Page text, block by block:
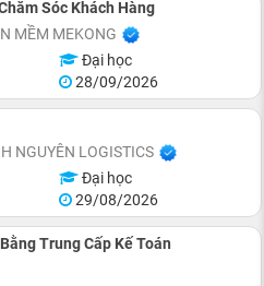
Sóc Khách Hàng
MỀM MEKONG
Đại học
28/09/2026
NGUYÊN LOGISTICS
Đại học
29/08/2026
Trung Cấp Kế Toán